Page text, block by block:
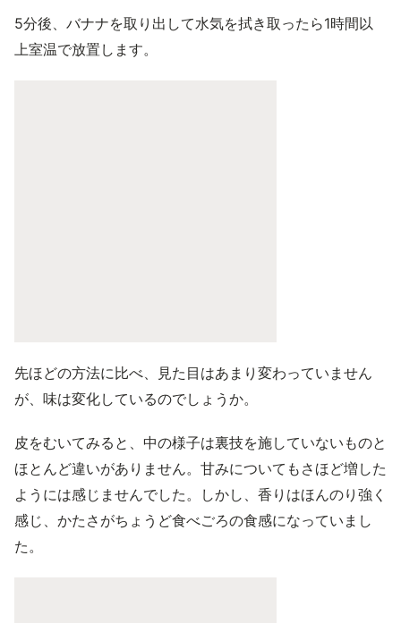
5分後、バナナを取り出して水気を拭き取ったら1時間以
上室温で放置します。
先ほどの方法に比べ、見た目はあまり変わっていません
が、味は変化しているのでしょうか。
皮をむいてみると、中の様子は裏技を施していないものと
ほとんど違いがありません。甘みについてもさほど増した
ようには感じませんでした。しかし、香りはほんのり強く
感じ、かたさがちょうど食べごろの食感になっていまし
た。